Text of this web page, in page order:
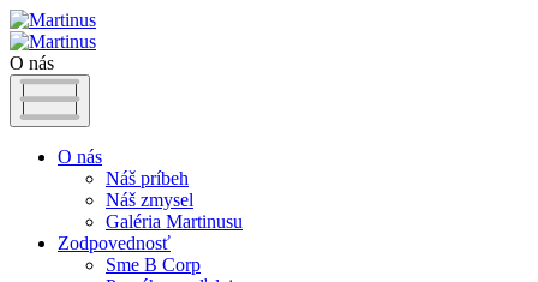
O nás
O nás
Náš príbeh
Náš zmysel
Galéria Martinusu
Zodpovednosť
Sme B Corp